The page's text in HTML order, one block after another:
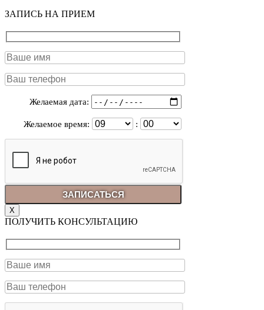
ЗАПИСЬ НА ПРИЕМ
Желаемая дата:
Желаемое время: :
X
ПОЛУЧИТЬ КОНСУЛЬТАЦИЮ